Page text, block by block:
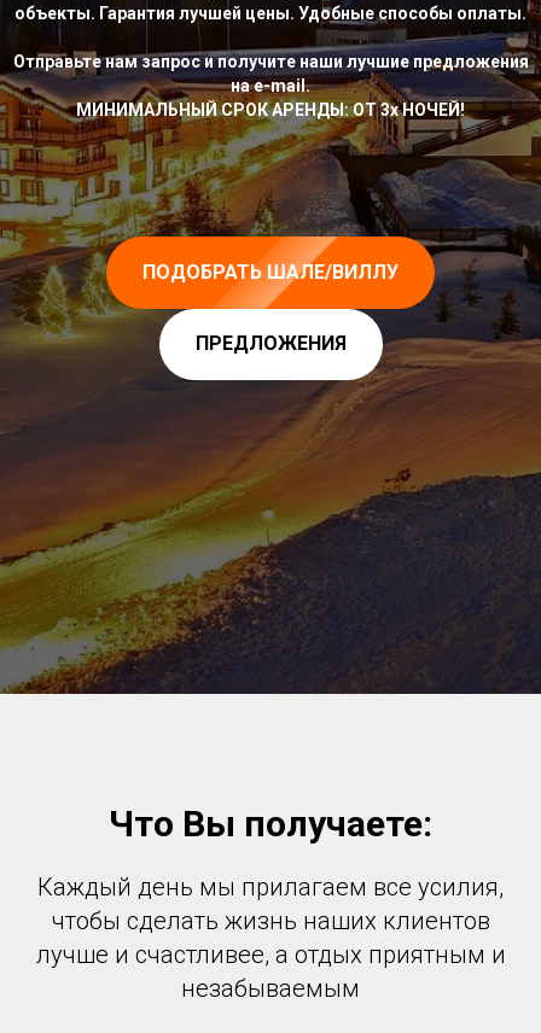
объекты. Гарантия лучшей цены. Удобные способы оплаты.
Отправьте нам запрос и получите наши лучшие предложения
на e-mail.
МИНИМАЛЬНЫЙ СРОК АРЕНДЫ: ОТ 3х НОЧЕЙ!
ПОДОБРАТЬ ШАЛЕ/ВИЛЛУ
ПРЕДЛОЖЕНИЯ
Что Вы получаете:
Каждый день мы прилагаем все усилия,
чтобы сделать жизнь наших клиентов
лучше и счастливее, а отдых приятным и
незабываемым